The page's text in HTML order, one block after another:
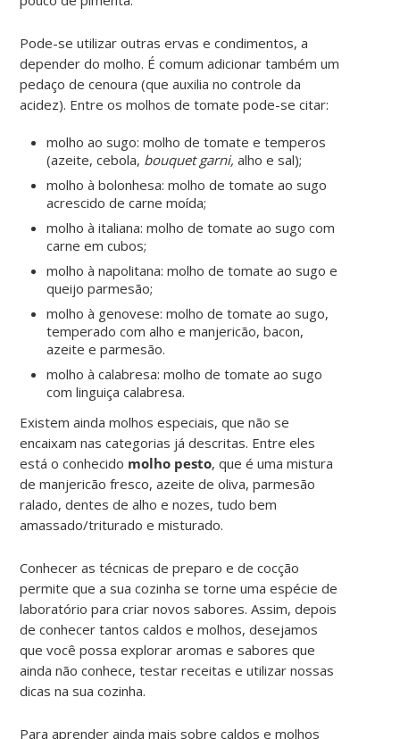
Pode-se utilizar outras ervas e condimentos, a
depender do molho. É comum adicionar também um
pedaço de cenoura (que auxilia no controle da
acidez). Entre os molhos de tomate pode-se citar:
molho ao sugo: molho de tomate e temperos
(azeite, cebola, bouquet garni, alho e sal);
molho à bolonhesa: molho de tomate ao sugo
acrescido de carne moída;
molho à italiana: molho de tomate ao sugo com
carne em cubos;
molho à napolitana: molho de tomate ao sugo e
queijo parmesão;
molho à genovese: molho de tomate ao sugo,
temperado com alho e manjericão, bacon,
azeite e parmesão.
molho à calabresa: molho de tomate ao sugo
com linguiça calabresa.
Existem ainda molhos especiais, que não se
encaixam nas categorias já descritas. Entre eles
está o conhecido molho pesto, que é uma mistura
de manjericão fresco, azeite de oliva, parmesão
ralado, dentes de alho e nozes, tudo bem
amassado/triturado e misturado.
Conhecer as técnicas de preparo e de cocção
permite que a sua cozinha se torne uma espécie de
laboratório para criar novos sabores. Assim, depois
de conhecer tantos caldos e molhos, desejamos
que você possa explorar aromas e sabores que
ainda não conhece, testar receitas e utilizar nossas
dicas na sua cozinha.
Para aprender ainda mais sobre caldos e molhos